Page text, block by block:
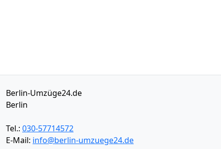
Berlin-Umzüge24.de
Berlin
Tel.: 030-57714572
E-Mail: info@berlin-umzuege24.de